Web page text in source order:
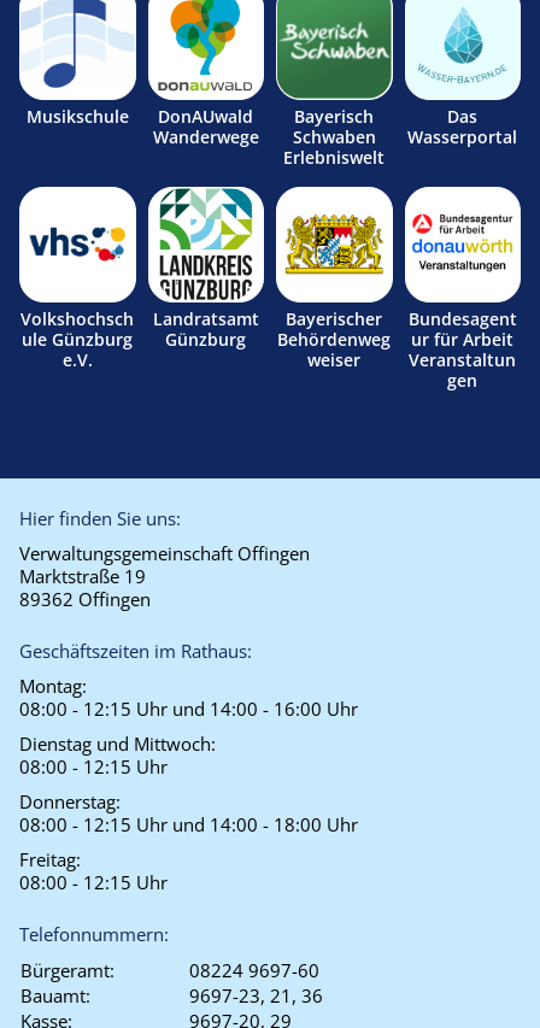
Musikschule
DonAUwald
Wanderwege
Bayerisch
Schwaben
Erlebniswelt
Das
Wasserportal
Volkshochsch
ule Günzburg
e.V.
Landratsamt
Günzburg
Bayerischer
Behördenweg
weiser
Bundesagent
ur für Arbeit
Veranstaltun
gen
Hier finden Sie uns:
Verwaltungsgemeinschaft Offingen
Marktstraße 19
89362 Offingen
Geschäftszeiten im Rathaus:
Montag:
08:00 - 12:15 Uhr und 14:00 - 16:00 Uhr
Dienstag und Mittwoch:
08:00 - 12:15 Uhr
Donnerstag:
08:00 - 12:15 Uhr und 14:00 - 18:00 Uhr
Freitag:
08:00 - 12:15 Uhr
Telefonnummern:
Bürgeramt:
08224 9697-60
Bauamt:
9697-23, 21, 36
Kasse:
9697-20, 29